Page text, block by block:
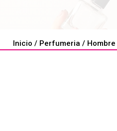
Inicio / Perfumeria / Hombre